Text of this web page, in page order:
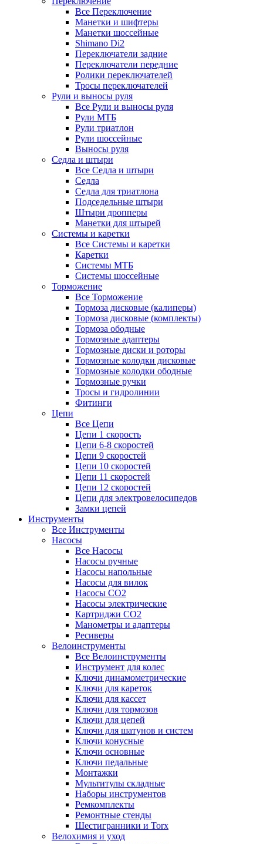
Все Переключение
Манетки и шифтеры
Манетки шоссейные
Shimano Di2
Переключатели задние
Переключатели передние
Ролики переключателей
Тросы переключателей
Рули и выносы руля
Все Рули и выносы руля
Рули МТБ
Рули триатлон
Рули шоссейные
Выносы руля
Седла и штыри
Все Седла и штыри
Седла
Седла для триатлона
Подседельные штыри
Штыри дропперы
Манетки для штырей
Системы и каретки
Все Системы и каретки
Каретки
Системы МТБ
Системы шоссейные
Торможение
Все Торможение
Тормоза дисковые (калиперы)
Тормоза дисковые (комплекты)
Тормоза ободные
Тормозные адаптеры
Тормозные диски и роторы
Тормозные колодки дисковые
Тормозные колодки ободные
Тормозные ручки
Тросы и гидролинии
Фитинги
Цепи
Все Цепи
Цепи 1 скорость
Цепи 6-8 скоростей
Цепи 9 скоростей
Цепи 10 скоростей
Цепи 11 скоростей
Цепи 12 скоростей
Цепи для электровелосипедов
Замки цепей
Инструменты
Все Инструменты
Насосы
Все Насосы
Насосы ручные
Насосы напольные
Насосы для вилок
Насосы CO2
Насосы электрические
Картриджи CO2
Манометры и адаптеры
Ресиверы
Велоинструменты
Все Велоинструменты
Инструмент для колес
Ключи динамометрические
Ключи для кареток
Ключи для кассет
Ключи для тормозов
Ключи для цепей
Ключи для шатунов и систем
Ключи конусные
Ключи основные
Ключи педальные
Монтажки
Мультитулы складные
Наборы инструментов
Ремкомплекты
Ремонтные стенды
Шестигранники и Torx
Велохимия и уход